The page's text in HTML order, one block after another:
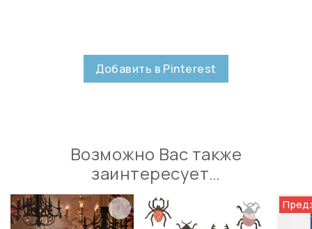
Добавить в Pinterest
Возможно Вас также
заинтересует…